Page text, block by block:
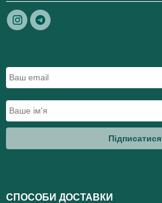
Підписатися
СПОСОБИ ДОСТАВКИ